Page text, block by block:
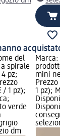
del
spirale
pz;
/ 1 pz);
verde
dm
mini
1 pz);